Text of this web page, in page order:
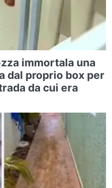
immortala una
dal proprio box per
da cui era